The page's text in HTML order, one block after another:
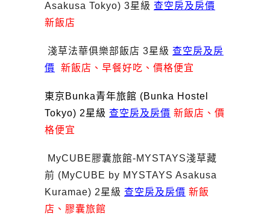
Asakusa Tokyo) 3星級 查空房及房價
新飯店
淺草法華俱樂部飯店 3星級 查空房及房
價
新飯店、早餐好吃、價格便宜
東京Bunka青年旅館 (Bunka Hostel
Tokyo) 2星級 查空房及房價 新飯店、價
格便宜
MyCUBE膠囊旅館-MYSTAYS淺草藏
前 (MyCUBE by MYSTAYS Asakusa
Kuramae) 2星級 查空房及房價 新飯
店、膠囊旅館